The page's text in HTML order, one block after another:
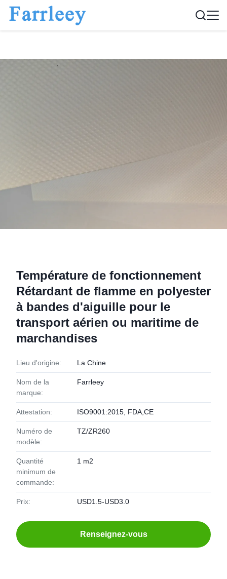
Température de fonctionnement
Rétardant de flamme en polyester
à bandes d'aiguille pour le
transport aérien ou maritime de
marchandises
Lieu d'origine: La Chine
Nom de la
marque:
Farrleey
Attestation: ISO9001:2015, FDA,CE
Numéro de
modèle:
TZ/ZR260
Quantité
minimum de
commande:
1 m2
Prix: USD1.5-USD3.0
Renseignez-vous